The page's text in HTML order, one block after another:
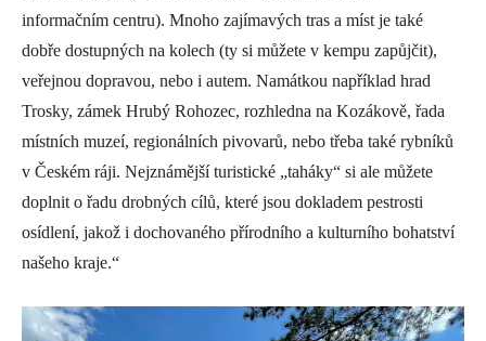
informačním centru). Mnoho zajímavých tras a míst je také
dobře dostupných na kolech (ty si můžete v kempu zapůjčit),
veřejnou dopravou, nebo i autem. Namátkou například hrad
Trosky, zámek Hrubý Rohozec, rozhledna na Kozákově, řada
místních muzeí, regionálních pivovarů, nebo třeba také rybníků
v Českém ráji. Nejznámější turistické „taháky“ si ale můžete
doplnit o řadu drobných cílů, které jsou dokladem pestrosti
osídlení, jakož i dochovaného přírodního a kulturního bohatství
našeho kraje.“